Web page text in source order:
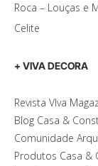
Roca – Louças e
Celite
+ VIVA DECORA
Revista VIva
Blog Casa &
Comunidade
Produtos Casa &